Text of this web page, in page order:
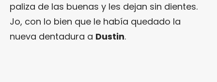
paliza de las buenas y les dejan sin dientes.
Jo, con lo bien que le había quedado la
nueva dentadura a Dustin.